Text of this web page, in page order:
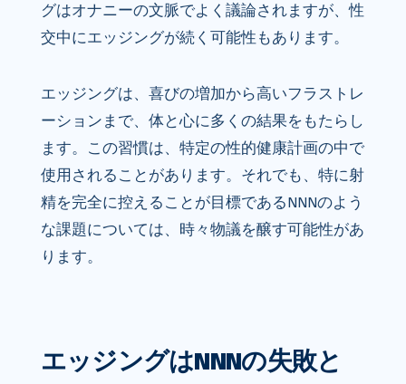
グはオナニーの文脈でよく議論されますが、性
交中にエッジングが続く可能性もあります。
エッジングは、喜びの増加から高いフラストレ
ーションまで、体と心に多くの結果をもたらし
ます。この習慣は、特定の性的健康計画の中で
使用されることがあります。それでも、特に射
精を完全に控えることが目標であるNNNのよう
な課題については、時々物議を醸す可能性があ
ります。
エッジングはNNNの失敗と